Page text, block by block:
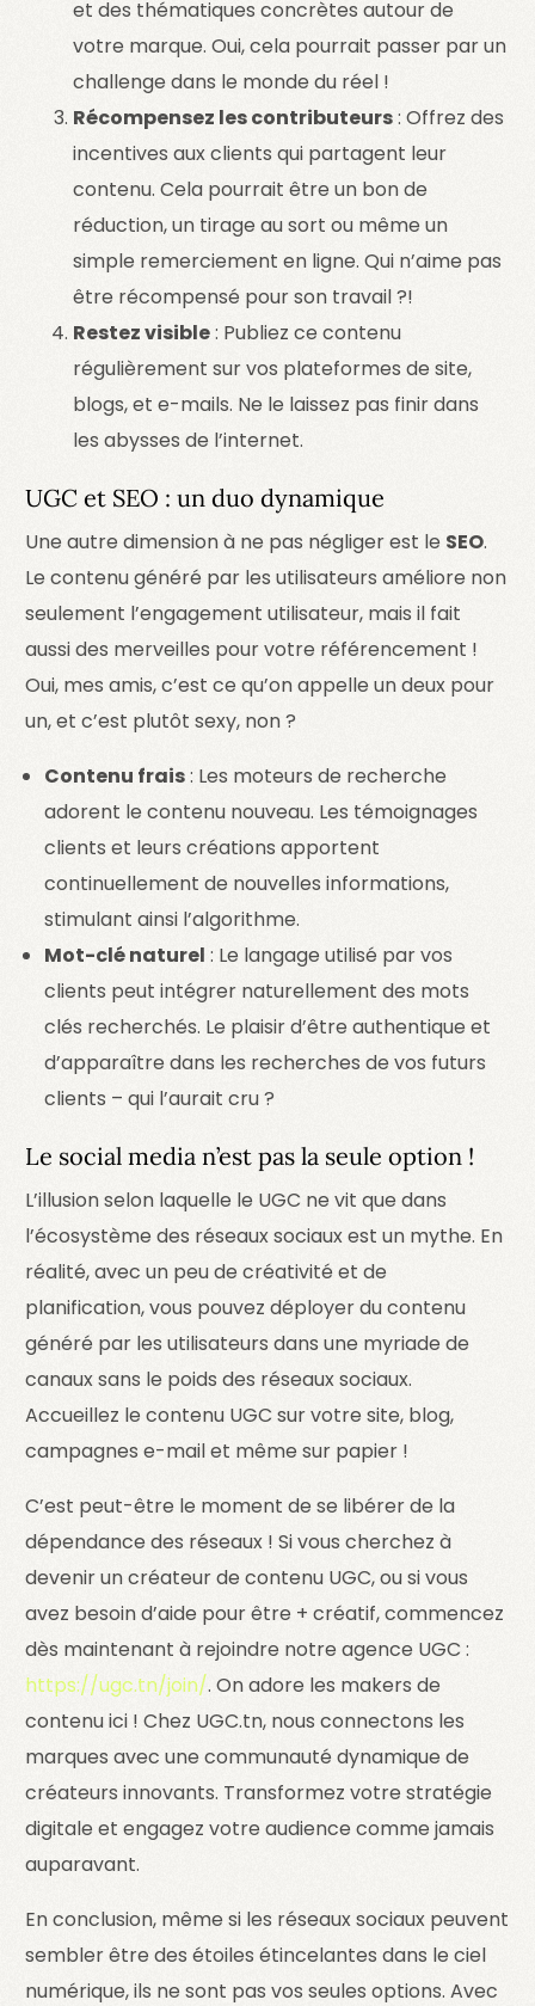
et des thématiques concrètes autour de
votre marque. Oui, cela pourrait passer par un
challenge dans le monde du réel !
Récompensez les contributeurs: Offrez des
incentives aux clients qui partagent leur
contenu. Cela pourrait être un bon de
réduction, un tirage au sort ou même un
simple remerciement en ligne. Qui n’aime pas
être récompensé pour son travail ?!
Restez visible: Publiez ce contenu
régulièrement sur vos plateformes de site,
blogs, et e-mails. Ne le laissez pas finir dans
les abysses de l’internet.
UGC et SEO : un duo dynamique
Une autre dimension à ne pas négliger est le SEO.
Le contenu généré par les utilisateurs améliore non
seulement l’engagement utilisateur, mais il fait
aussi des merveilles pour votre référencement !
Oui, mes amis, c’est ce qu’on appelle un deux pour
un, et c’est plutôt sexy, non ?
Contenu frais: Les moteurs de recherche
adorent le contenu nouveau. Les témoignages
clients et leurs créations apportent
continuellement de nouvelles informations,
stimulant ainsi l’algorithme.
Mot-clé naturel : Le langage utilisé par vos
clients peut intégrer naturellement des mots
clés recherchés. Le plaisir d’être authentique et
d’apparaître dans les recherches de vos futurs
clients – qui l’aurait cru ?
Le social media n’est pas la seule option !
L’illusion selon laquelle le UGC ne vit que dans
l’écosystème des réseaux sociaux est un mythe. En
réalité, avec un peu de créativité et de
planification, vous pouvez déployer du contenu
généré par les utilisateurs dans une myriade de
canaux sans le poids des réseaux sociaux.
Accueillez le contenu UGC sur votre site, blog,
campagnes e-mail et même sur papier !
C’est peut-être le moment de se libérer de la
dépendance des réseaux ! Si vous cherchez à
devenir un créateur de contenu UGC, ou si vous
avez besoin d’aide pour être + créatif, commencez
dès maintenant à rejoindre notre agence UGC :
https://ugc.tn/join/. On adore les makers de
contenu ici ! Chez UGC.tn, nous connectons les
marques avec une communauté dynamique de
créateurs innovants. Transformez votre stratégie
digitale et engagez votre audience comme jamais
auparavant.
En conclusion, même si les réseaux sociaux peuvent
sembler être des étoiles étincelantes dans le ciel
numérique, ils ne sont pas vos seules options. Avec